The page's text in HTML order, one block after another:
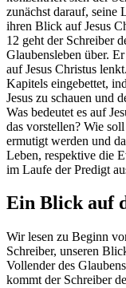
zunächst darauf, seine
ihren Blick auf Jesus
12 geht der Schreiber
Glaubensleben über.
auf Jesus Christus
Kapitels eingebettet,
Jesus zu schauen und
Was bedeutet es auf
das vorstellen? Wie
ermutigt werden und
Leben, respektive die
im Laufe der Predigt
Ein Blick auf
Wir lesen zu Beginn
Schreiber, unseren
Vollender des
kommt der Schreiber